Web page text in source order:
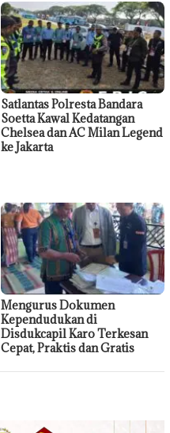
Satlantas Polresta Bandara
Soetta Kawal Kedatangan
Chelsea dan AC Milan Legend
ke Jakarta
Mengurus Dokumen
Kependudukan di
Disdukcapil Karo Terkesan
Cepat, Praktis dan Gratis